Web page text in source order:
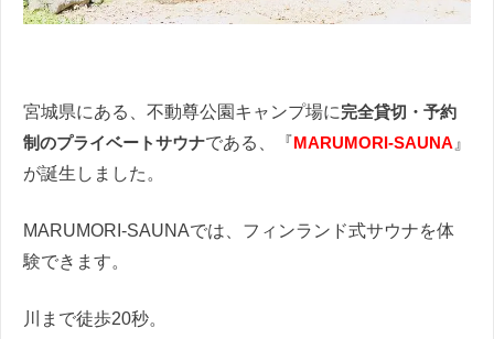
宮城県にある、不動尊公園キャンプ場に完全貸切・予約
制のプライベートサウナである、『MARUMORI-SAUNA 』
が誕生しました。
MARUMORI-SAUNAでは、フィンランド式サウナを体
験できます。
川まで徒歩20秒。